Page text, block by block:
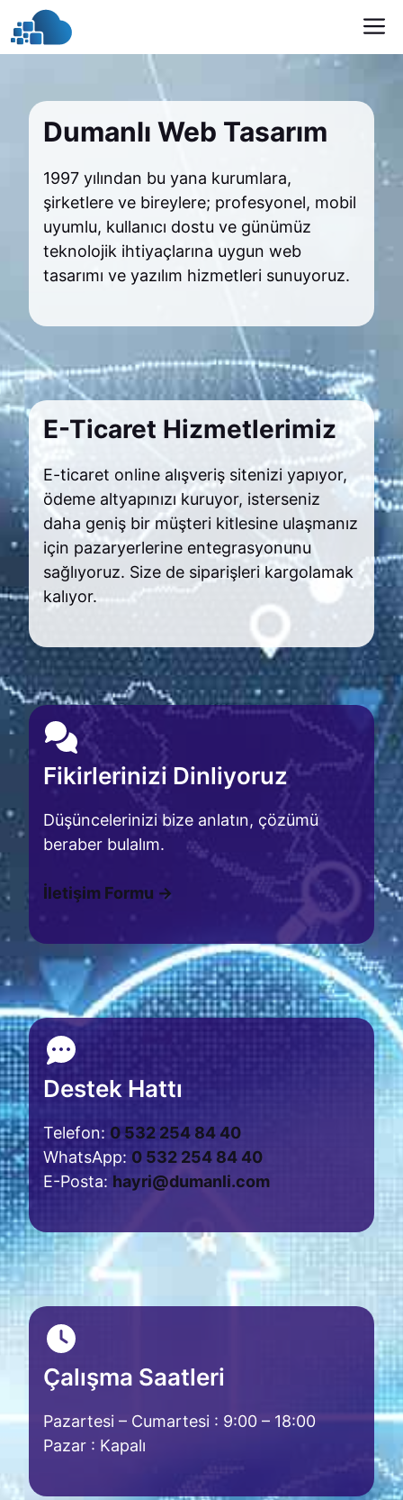
İçeriğe
atla
Dumanlı Web Tasarım
1997 yılından bu yana kurumlara,
şirketlere ve bireylere; profesyonel, mobil
uyumlu, kullanıcı dostu ve günümüz
teknolojik ihtiyaçlarına uygun web
tasarımı ve yazılım hizmetleri sunuyoruz.
E-Ticaret Hizmetlerimiz
E-ticaret online alışveriş sitenizi yapıyor,
ödeme altyapınızı kuruyor, isterseniz
daha geniş bir müşteri kitlesine ulaşmanız
için pazaryerlerine entegrasyonunu
sağlıyoruz. Size de siparişleri kargolamak
kalıyor.
Fikirlerinizi Dinliyoruz
Düşüncelerinizi bize anlatın, çözümü
beraber bulalım.
İletişim Formu →
Destek Hattı
Telefon: 0 532 254 84 40
WhatsApp: 0 532 254 84 40
E-Posta: hayri@dumanli.com
Çalışma Saatleri
Pazartesi – Cumartesi : 9:00 – 18:00
Pazar : Kapalı